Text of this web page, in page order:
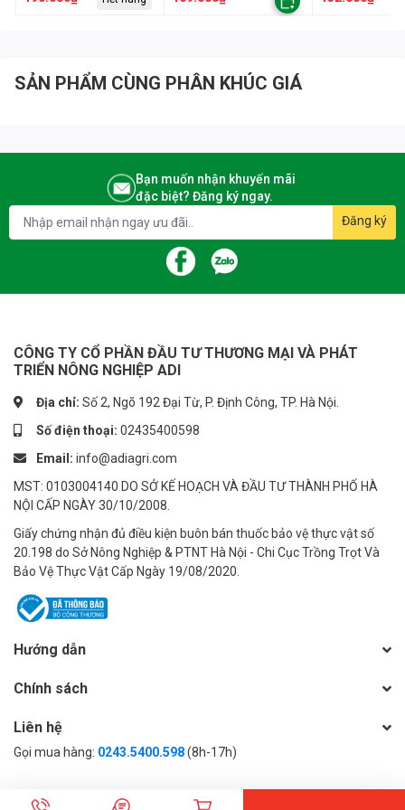
👉 Tham khảo sản phẩm: http://nongnghiepadi.vn/
🏡 Địa chỉ: 53 F3 Khu Đô Thị Đại Kim - Quận Hoàng Mai - TP. Hà Nội
THỐI TRÁI)
SẢN PHẨM CÙNG PHÂN KHÚC GIÁ
Bạn muốn nhận khuyến mãi
đặc biệt? Đăng ký ngay.
Đăng ký
CÔNG TY CỔ PHẦN ĐẦU TƯ THƯƠNG MẠI VÀ PHÁT
TRIỂN NÔNG NGHIỆP ADI
Địa chỉ: Số 2, Ngõ 192 Đại Từ, P. Định Công, TP. Hà Nội.
Số điện thoại: 02435400598
Email: info@adiagri.com
MST: 0103004140 DO SỞ KẾ HOẠCH VÀ ĐẦU TƯ THÀNH PHỐ HÀ
NỘI CẤP NGÀY 30/10/2008.
Giấy chứng nhận đủ điều kiện buôn bán thuốc bảo vệ thực vật số
20.198 do Sở Nông Nghiệp & PTNT Hà Nội - Chi Cục Trồng Trọt Và
Bảo Vệ Thực Vật Cấp Ngày 19/08/2020.
Hướng dẫn
Chính sách
Liên hệ
Gọi mua hàng: 0243.5400.598(8h-17h)
© Bản quyền thuộc về Công ty cổ phần đầu tư thương mại và phát